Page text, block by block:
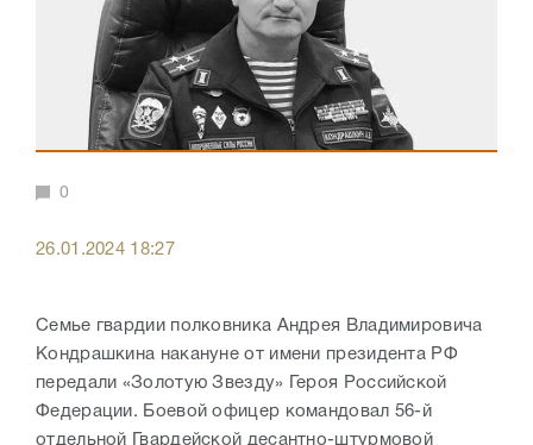
0
26.01.2024 18:27
Семье гвардии полковника Андрея Владимировича
Кондрашкина накануне от имени президента РФ
передали «Золотую Звезду» Героя Российской
Федерации. Боевой офицер командовал 56-й
отдельной Гвардейской десантно-штурмовой